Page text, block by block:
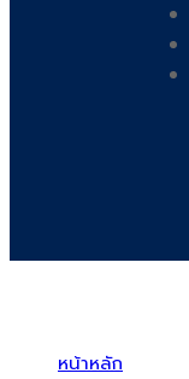
หน้าหลัก